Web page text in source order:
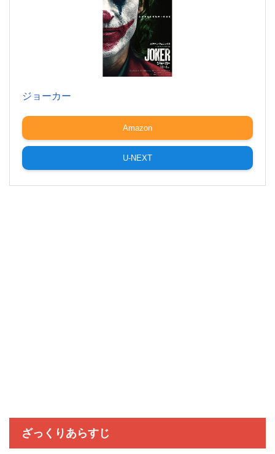
ジョーカー
Amazon
U-NEXT
ざっくりあらすじ